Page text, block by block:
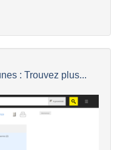
: Trouvez plus...